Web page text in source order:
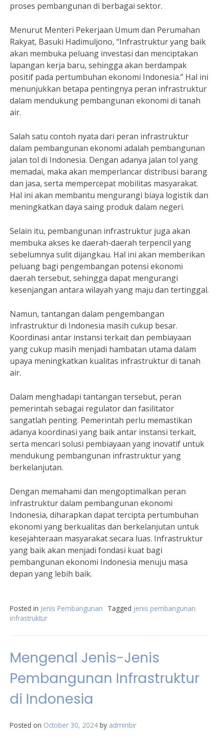
proses pembangunan di berbagai sektor.
Menurut Menteri Pekerjaan Umum dan Perumahan
Rakyat, Basuki Hadimuljono, “Infrastruktur yang baik
akan membuka peluang investasi dan menciptakan
lapangan kerja baru, sehingga akan berdampak
positif pada pertumbuhan ekonomi Indonesia.” Hal ini
menunjukkan betapa pentingnya peran infrastruktur
dalam mendukung pembangunan ekonomi di tanah
air.
Salah satu contoh nyata dari peran infrastruktur
dalam pembangunan ekonomi adalah pembangunan
jalan tol di Indonesia. Dengan adanya jalan tol yang
memadai, maka akan memperlancar distribusi barang
dan jasa, serta mempercepat mobilitas masyarakat.
Hal ini akan membantu mengurangi biaya logistik dan
meningkatkan daya saing produk dalam negeri.
Selain itu, pembangunan infrastruktur juga akan
membuka akses ke daerah-daerah terpencil yang
sebelumnya sulit dijangkau. Hal ini akan memberikan
peluang bagi pengembangan potensi ekonomi
daerah tersebut, sehingga dapat mengurangi
kesenjangan antara wilayah yang maju dan tertinggal.
Namun, tantangan dalam pengembangan
infrastruktur di Indonesia masih cukup besar.
Koordinasi antar instansi terkait dan pembiayaan
yang cukup masih menjadi hambatan utama dalam
upaya meningkatkan kualitas infrastruktur di tanah
air.
Dalam menghadapi tantangan tersebut, peran
pemerintah sebagai regulator dan fasilitator
sangatlah penting. Pemerintah perlu memastikan
adanya koordinasi yang baik antar instansi terkait,
serta mencari solusi pembiayaan yang inovatif untuk
mendukung pembangunan infrastruktur yang
berkelanjutan.
Dengan memahami dan mengoptimalkan peran
infrastruktur dalam pembangunan ekonomi
Indonesia, diharapkan dapat tercipta pertumbuhan
ekonomi yang berkualitas dan berkelanjutan untuk
kesejahteraan masyarakat secara luas. Infrastruktur
yang baik akan menjadi fondasi kuat bagi
pembangunan ekonomi Indonesia menuju masa
depan yang lebih baik.
Posted in Jenis Pembangunan Tagged jenis pembangunan
infrastruktur
Mengenal Jenis-Jenis
Pembangunan Infrastruktur
di Indonesia
Posted on October 30, 2024 by adminbir